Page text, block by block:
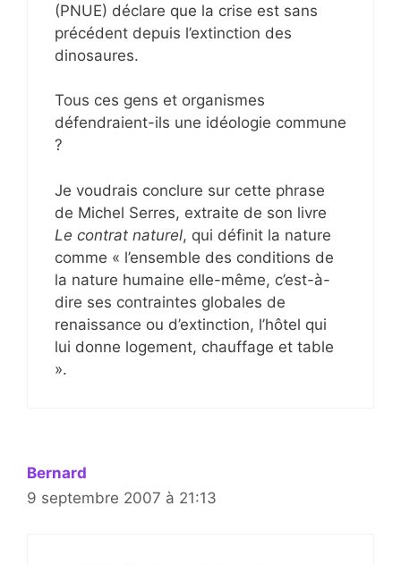
(PNUE) déclare que la crise est sans
précédent depuis l’extinction des
dinosaures.
Tous ces gens et organismes
défendraient-ils une idéologie commune
?
Je voudrais conclure sur cette phrase
de Michel Serres, extraite de son livre
Le contrat naturel, qui définit la nature
comme « l’ensemble des conditions de
la nature humaine elle-même, c’est-à-
dire ses contraintes globales de
renaissance ou d’extinction, l’hôtel qui
lui donne logement, chauffage et table
».
Bernard
9 septembre 2007 à 21:13